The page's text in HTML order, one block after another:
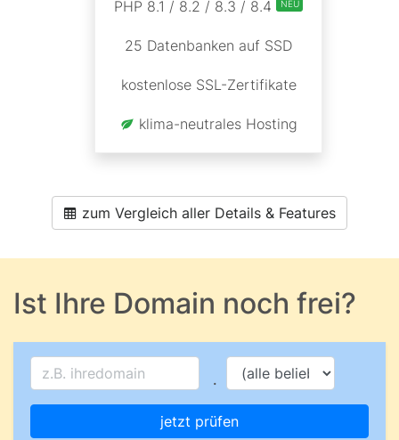
PHP 8.1 / 8.2 / 8.3 / 8.4 NEU
25 Datenbanken auf SSD
kostenlose SSL-Zertifikate
klima-neutrales Hosting
zum Vergleich aller Details & Features
Ist Ihre Domain noch frei?
.
jetzt prüfen